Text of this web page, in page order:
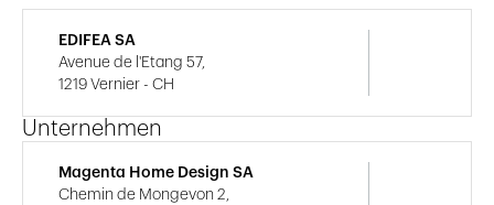
EDIFEA SA
Avenue de l'Etang 57,
1219 Vernier - CH
Unternehmen
Magenta Home Design SA
Chemin de Mongevon 2,